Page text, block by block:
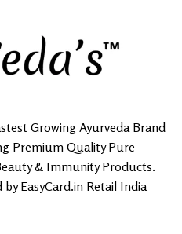
Growing Ayurveda Brand
Premium Quality Pure
& Immunity Products.
EasyCard.in Retail India